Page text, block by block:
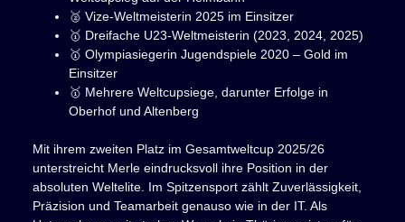
🥈 Vize-Weltmeisterin 2025 im Einsitzer
🥇 Dreifache U23-Weltmeisterin (2023, 2024, 2025)
🥇 Olympiasiegerin Jugendspiele 2020 – Gold im
Einsitzer
🥇 Mehrere Weltcupsiege, darunter Erfolge in
Oberhof und Altenberg
Mit ihrem zweiten Platz im Gesamtweltcup 2025/26
unterstreicht Merle eindrucksvoll ihre Position in der
absoluten Weltelite. Im Spitzensport zählt Zuverlässigkeit,
Präzision und Teamarbeit genauso wie in der IT. Als